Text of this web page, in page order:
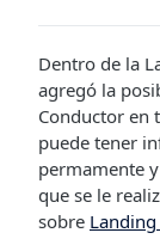
Dentro de la
agregó la
Conductor en
puede tener
permamente
que se le
sobre